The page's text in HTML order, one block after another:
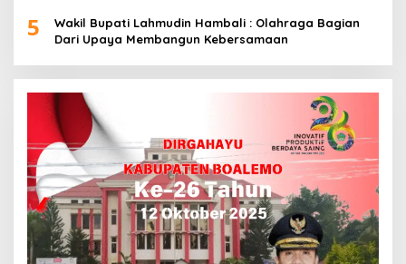
5
Wakil Bupati Lahmudin Hambali : Olahraga Bagian
Dari Upaya Membangun Kebersamaan